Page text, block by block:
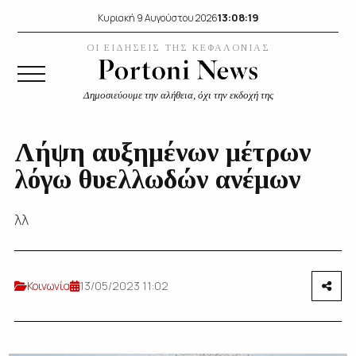
Κυριακή 9 Αυγούστου 202613:08:19
ΟΙ ΕΙΔΗΣΕΙΣ ΤΗΣ ΚΕΦΑΛΟΝΙΑΣ
Δημοσιεύουμε την αλήθεια, όχι την εκδοχή της
Λήψη αυξημένων μέτρων
λόγω θυελλωδών ανέμων
λλ
Κοινωνία 13/05/2023 11:02